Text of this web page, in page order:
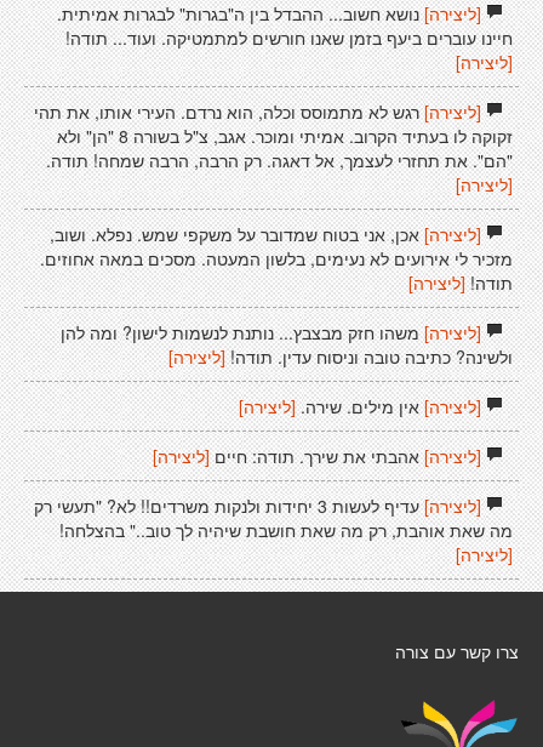
[ליצירה]נושא חשוב... ההבדל בין ה"בגרות" לבגרות אמיתית.
חיינו עוברים ביעף בזמן שאנו חורשים למתמטיקה. ועוד... תודה!
[ליצירה]
[ליצירה]רגש לא מתמוסס וכלה, הוא נרדם. העירי אותו, את תהי
זקוקה לו בעתיד הקרוב. אמיתי ומוכר. אגב, צ"ל בשורה 8 "הן" ולא
"הם". את תחזרי לעצמך, אל דאגה. רק הרבה, הרבה שמחה! תודה.
[ליצירה]
[ליצירה]אכן, אני בטוח שמדובר על משקפי שמש. נפלא. ושוב,
מזכיר לי אירועים לא נעימים, בלשון המעטה. מסכים במאה אחוזים.
תודה! [ליצירה]
[ליצירה]משהו חזק מבצבץ... נותנת לנשמות לישון? ומה להן
ולשינה? כתיבה טובה וניסוח עדין. תודה! [ליצירה]
[ליצירה]אין מילים. שירה. [ליצירה]
[ליצירה]אהבתי את שירך. תודה: חיים [ליצירה]
[ליצירה]
עדיף לעשות 3 יחידות ולנקות משרדים!! לא? "תעשי רק
מה שאת אוהבת, רק מה שאת חושבת שיהיה לך טוב.." בהצלחה!
[ליצירה]
צרו קשר עם צורה